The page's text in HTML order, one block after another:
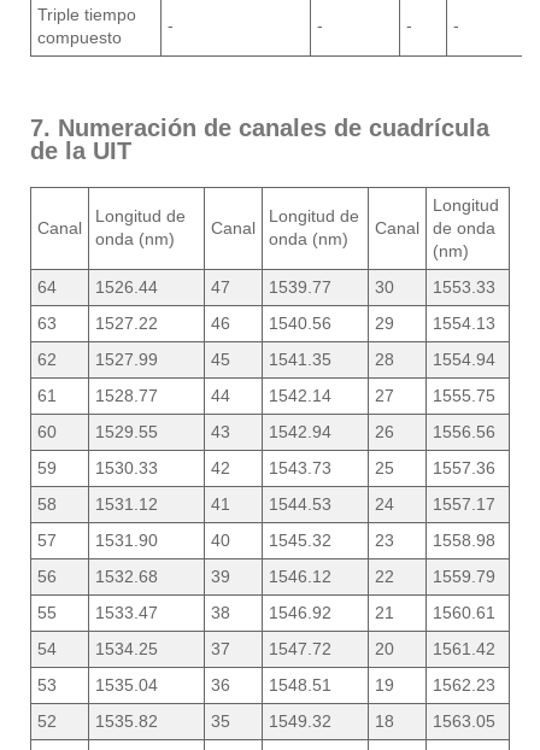
Triple tiempo
compuesto
- - - -
7. Numeración de canales de cuadrícula
de la UIT
Canal
Longitud de
onda (nm)
Canal
Longitud de
onda (nm)
Canal
Longitud
de onda
(nm)
64
1526.44 47 1539.77 30
1553.33
63
1527.22 46 1540.56 29
1554.13
62
1527.99 45 1541.35 28
1554.94
61
1528.77 44 1542.14 27
1555.75
60
1529.55 43 1542.94 26
1556.56
59
1530.33 42 1543.73 25
1557.36
58
1531.12 41 1544.53 24
1557.17
57
1531.90 40 1545.32 23
1558.98
56
1532.68 39 1546.12 22
1559.79
55
1533.47 38 1546.92 21
1560.61
54
1534.25 37 1547.72 20
1561.42
53
1535.04 36 1548.51 19
1562.23
52
1535.82 35 1549.32 18
1563.05